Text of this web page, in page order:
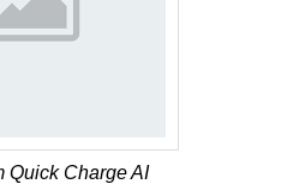
Quick Charge AI